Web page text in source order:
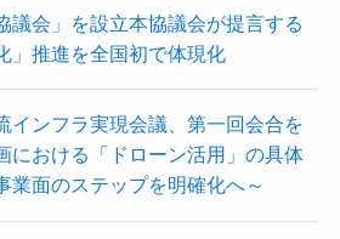
議会」を設立本協議会が提言する
」推進を全国初で体現化
インフラ実現会議、第一回会合を
おける「ドローン活用」の具体
業面のステップを明確化へ～